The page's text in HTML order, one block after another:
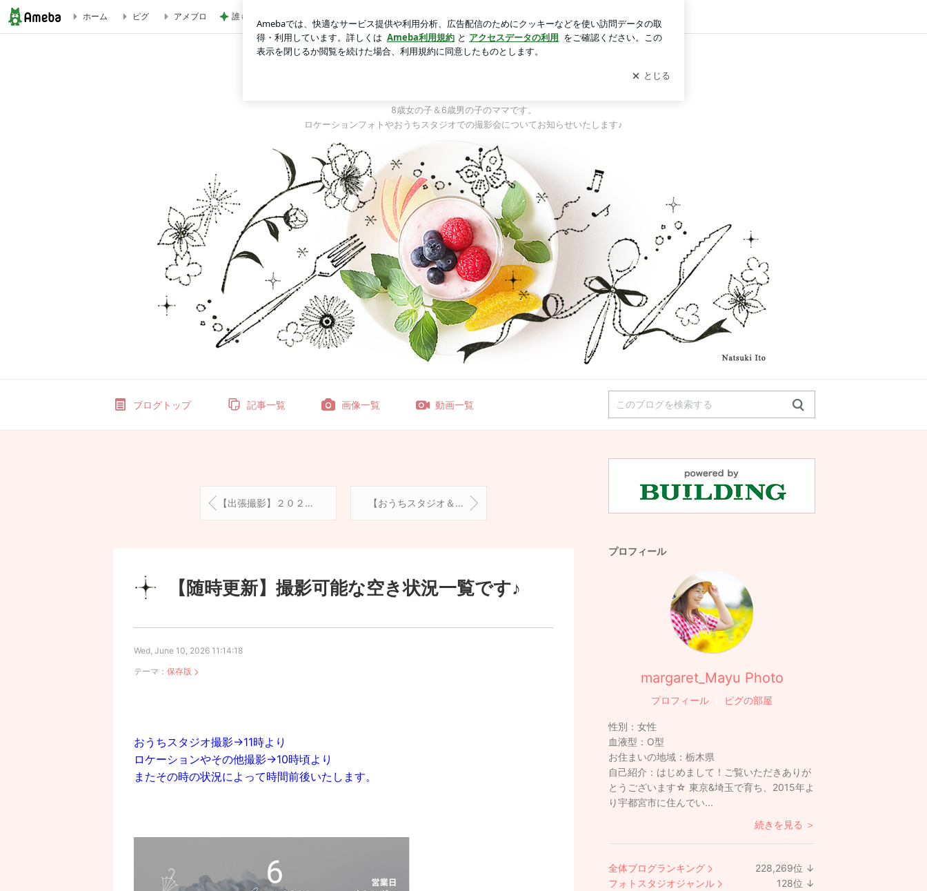
【随時更新】撮影可能な空き状況一覧です♪ | MAYU HOLIC ☆ 宇都宮のママフォトグラファー
ホーム ピグ アメブロ 誰もいない30秒で終わった出国審査 ログイン
MAYU HOLIC ☆ 宇都宮のママフォトグラファー
8歳女の子＆6歳男の子のママです。
ロケーションフォトやおうちスタジオでの撮影会についてお知らせいたします♪
ブログトップ 記事一覧 画像一覧 動画一覧
【出張撮影】２０２６お宮参り・七五三 【おうちスタジオ＆出張撮影】バースデーフォトプランのご案内
【随時更新】撮影可能な空き状況一覧です♪
Wed, June 10, 2026 11:14:18
テーマ： 保存版
おうちスタジオ撮影→11時より
ロケーションやその他撮影→10時頃より
またその時の状況によって時間前後いたします。
プロフィール
margaret_Mayu Photo
プロフィール ピグの部屋
性別： 女性
血液型： O型
お住まいの地域： 栃木県
自己紹介： はじめまして！ご覧いただきありが
とうございます☆ 東京&埼玉で育ち、2015年よ
り宇都宮市に住んでい...
続きを見る ＞
全体ブログランキング 228,269位 ↓
フォトスタジオジャンル 128位 ↓